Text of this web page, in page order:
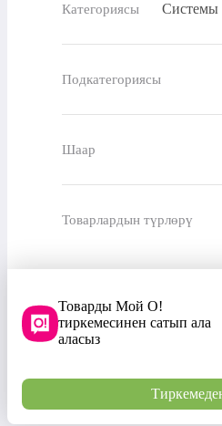
Категориясы Системы
Подкатегориясы
Шаар
Товарлардын түрлөрү
Товарды Мой О!
тиркемесинен сатып ала
аласыз